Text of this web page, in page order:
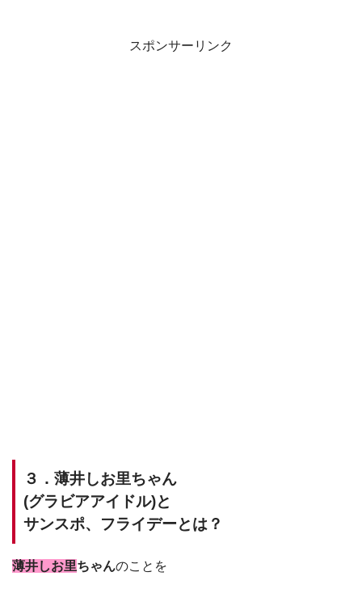
スポンサーリンク
３．薄井しお里ちゃん
(グラビアアイドル)と
サンスポ、フライデーとは？
薄井しお里ちゃんのことを